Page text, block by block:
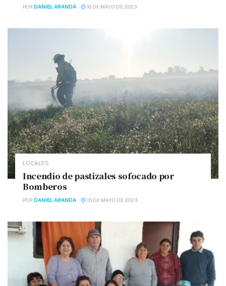
POR DANIEL ARANDA 16 DE MAYO DE 2023
LOCALES
Incendio de pastizales sofocado por
Bomberos
POR DANIEL ARANDA 15 DE MAYO DE 2023